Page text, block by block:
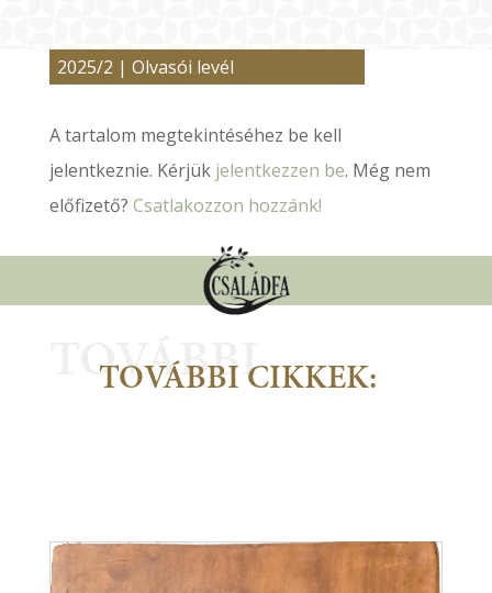
2025/2 | Olvasói levél
A tartalom megtekintéséhez be kell
jelentkeznie. Kérjük jelentkezzen be. Még nem
előfizető? Csatlakozzon hozzánk!
TOVÁBBI
TOVÁBBI CIKKEK: